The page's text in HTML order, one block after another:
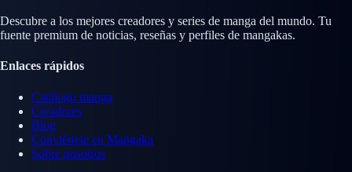
Descubre a los mejores creadores y series de manga del mundo. Tu
fuente premium de noticias, reseñas y perfiles de mangakas.
Enlaces rápidos
Catálogo manga
Creadores
Blog
Conviértete en Mangaka
Sobre nosotros